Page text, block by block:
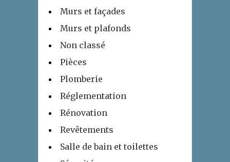
Murs et façades
Murs et plafonds
Non classé
Pièces
Plomberie
Réglementation
Rénovation
Revêtements
Salle de bain et toilettes